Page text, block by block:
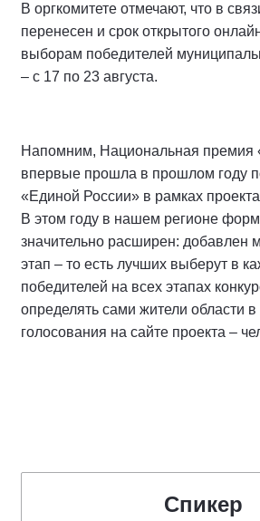
В оргкомитете отмечают, что в
перенесен и срок открытого
выборам победителей
– с 17 по 23 августа.
Напомним, Национальная премия
впервые прошла в прошлом году
«Единой России» в рамках
В этом году в нашем регионе
значительно расширен: добавлен
этап – то есть лучших выберут в
победителей на всех этапах
определять сами жители области в
голосования на сайте проекта –
Спикер